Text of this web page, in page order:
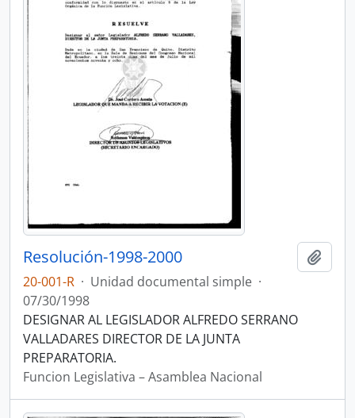
Resolución-1998-2000
20-001-R · Unidad documental simple ·
07/30/1998
DESIGNAR AL LEGISLADOR ALFREDO SERRANO
VALLADARES DIRECTOR DE LA JUNTA
PREPARATORIA.
Funcion Legislativa – Asamblea Nacional